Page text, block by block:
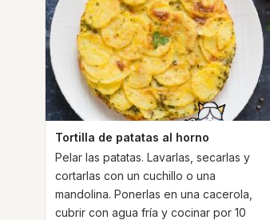
Tortilla de patatas al horno
Pelar las patatas. Lavarlas, secarlas y
cortarlas con un cuchillo o una
mandolina. Ponerlas en una cacerola,
cubrir con agua fría y cocinar por 10